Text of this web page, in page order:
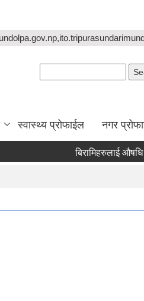
स्वास्थ्य प्रोफाईल नगर
बिरामिहरुलाई ‍‌औषधि